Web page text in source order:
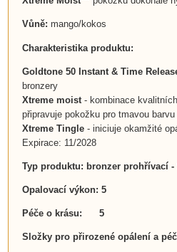
Vůně: mango/kokos
Charakteristika produktu:
Goldtone 50 Instant & Time
bronzery
Xtreme moist- kombinace
připravuje pokožku pro tmavou barvu
Xtreme Tingle - iniciuje okamžité
Expirace: 11/2028
Typ produktu: bronzer prohřívací -
Opalovací výkon: 5
Péče o krásu: 5
Složky pro přirozené opálení a